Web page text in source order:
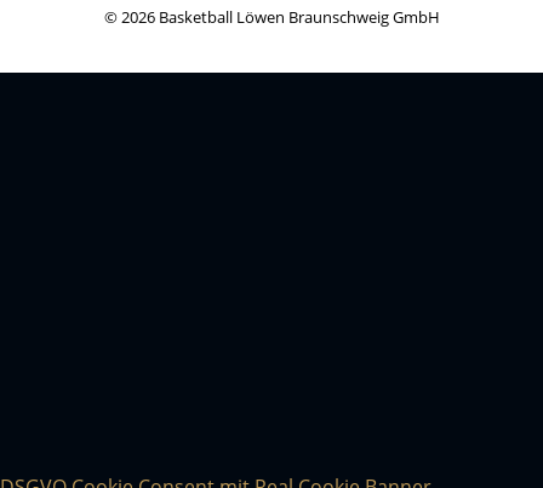
© 2026 Basketball Löwen Braunschweig GmbH